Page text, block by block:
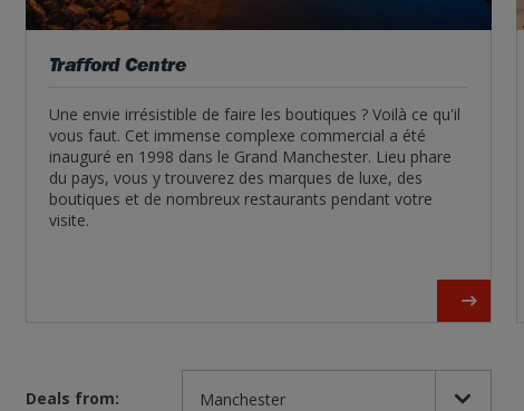
Trafford Centre
Une envie irrésistible de faire les boutiques ? Voilà ce qu'il
vous faut. Cet immense complexe commercial a été
inauguré en 1998 dans le Grand Manchester. Lieu phare
du pays, vous y trouverez des marques de luxe, des
boutiques et de nombreux restaurants pendant votre
visite.
Deals from: